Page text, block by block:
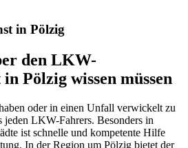
in Pölzig
den LKW-
Pölzig wissen müssen
oder in einen Unfall verwickelt zu
jeden LKW-Fahrers. Besonders in
ist schnelle und kompetente Hilfe
In der Region um Pölzig bietet der